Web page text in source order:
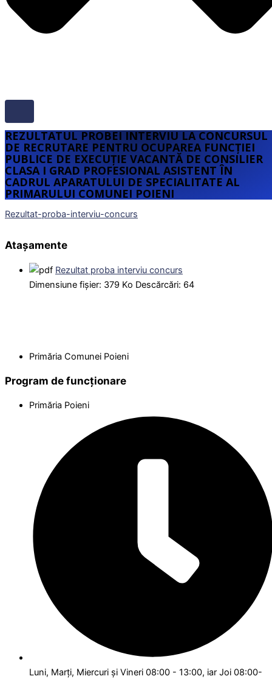
REZULTATUL PROBEI INTERVIU LA CONCURSUL
DE RECRUTARE PENTRU OCUPAREA FUNCȚIEI
PUBLICE DE EXECUȚIE VACANTĂ DE CONSILIER
CLASA I GRAD PROFESIONAL ASISTENT ÎN
CADRUL APARATULUI DE SPECIALITATE AL
PRIMARULUI COMUNEI POIENI
Rezultat-proba-interviu-concurs
Atașamente
Rezultat proba interviu concurs
Dimensiune fișier: 379 Ko Descărcări: 64
Primăria Comunei Poieni
Program de funcționare
Primăria Poieni
Luni, Marți, Miercuri și Vineri 08:00 - 13:00, iar Joi 08:00-